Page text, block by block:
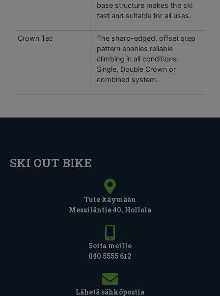
base structure makes the ski
fast and suitable for all uses.
Crown Tec
The sharp-edged, offset step
pattern enables reliable
climbing in all conditions.
Single, Double Crown or
combined system.
SKI OUT BIKE
Tule käymään
Messiläntie 40, Hollola
Soita meille
040 5555 612
Lähetä sähköpostia